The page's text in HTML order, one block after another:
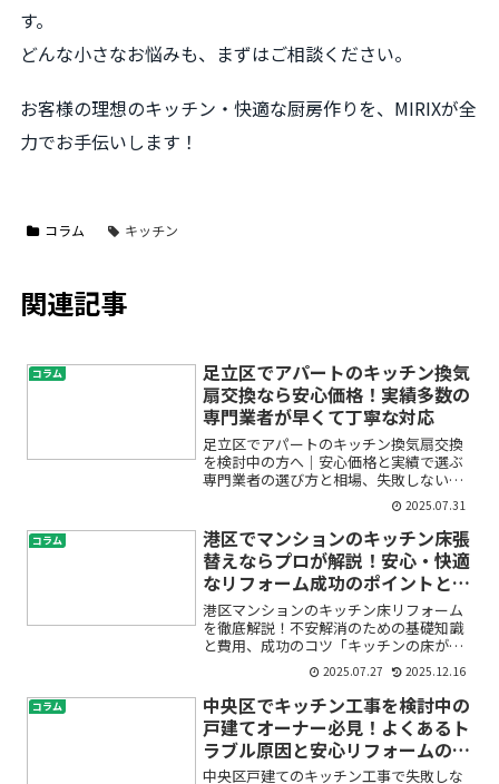
す。
どんな小さなお悩みも、まずはご相談ください。
お客様の理想のキッチン・快適な厨房作りを、MIRIXが全
力でお手伝いします！
コラム キッチン
関連記事
コラム
足立区でアパートのキッチン換気
扇交換なら安心価格！実績多数の
専門業者が早くて丁寧な対応
足立区でアパートのキッチン換気扇交換
を検討中の方へ｜安心価格と実績で選ぶ
専門業者の選び方と相場、失敗しないポ
イント「アパートのキッチン換気扇が古
くなって換気が悪い」「音が大きくなっ
てきた」「急に動かなくなった」など、
換気扇の不調や故障に悩ん...
2025.07.31
コラム
港区でマンションのキッチン床張
替えならプロが解説！安心・快適
なリフォーム成功のポイントと費
用相場
港区マンションのキッチン床リフォーム
を徹底解説！不安解消のための基礎知識
と費用、成功のコツ「キッチンの床が古
くなってきた」「港区のマンションでフ
ローリングの張替えを検討しているけれ
ど、何から始めれば良いのか分からな
い」——こんなお悩みを抱え...
2025.07.27 2025.12.16
コラム
中央区でキッチン工事を検討中の
戸建てオーナー必見！よくあるト
ラブル原因と安心リフォームのポ
イント5選
中央区戸建てのキッチン工事で失敗しな